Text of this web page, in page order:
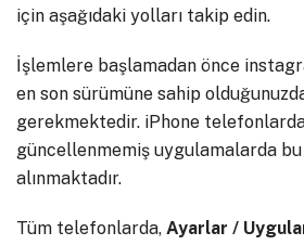
için aşağıdaki yolları takip edin.
İşlemlere başlamadan önce
en son sürümüne sahip
gerekmektedir. iPhone
güncellenmemiş uygulamalarda
alınmaktadır.
Tüm telefonlarda, Ayarlar /